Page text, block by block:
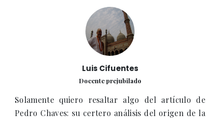
Luis Cifuentes
Docente prejubilado
Solamente quiero resaltar algo del artículo de
Pedro Chaves: su certero análisis del origen de la